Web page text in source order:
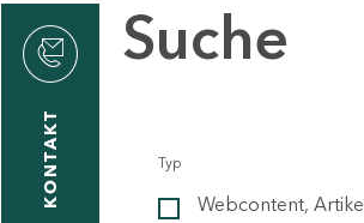
KONTAKT
Suche
Typ
Webcontent, Artikel